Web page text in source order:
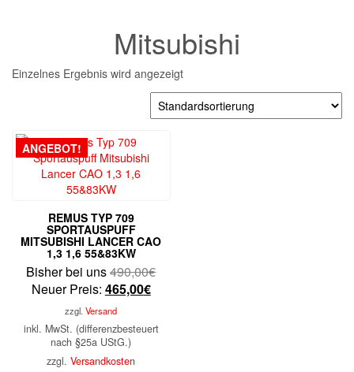
Mitsubishi
Einzelnes Ergebnis wird angezeigt
ANGEBOT!
REMUS TYP 709
SPORTAUSPUFF
MITSUBISHI LANCER CAO
1,3 1,6 55&83KW
Bisher bei uns490,00€Ursprünglicher
490,00€
Neuer Preis: 465,00€Aktueller
ist:
zzgl.Versand
inkl. MwSt. (differenzbesteuert
nach §25a UStG.)
zzgl.Versandkosten